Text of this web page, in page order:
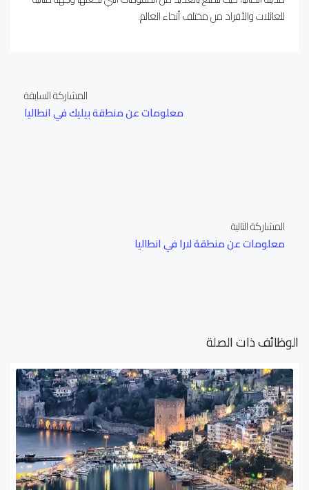
للعائلات والأفراد من مختلف أنحاء العالم.
المشاركة السابقة
معلومات عن منطقة بيليك في انطاليا
المشاركة التالية
معلومات عن منطقة لارا في انطاليا
الوظائف ذات الصلة